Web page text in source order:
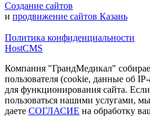
Создание сайтов
и продвижение сайтов Казань
Политика конфиденциальности
HostCMS
Компания "ГрандМедикал"
пользователя (cookie, данные об
для функционирования сайта.
пользоваться нашими услугами,
даете СОГЛАСИЕ на обработку